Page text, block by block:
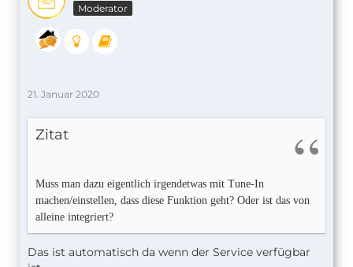
Moderator
21. Januar 2020
Zitat
Muss man dazu eigentlich irgendetwas mit Tune-In
machen/einstellen, dass diese Funktion geht? Oder ist das von
alleine integriert?
Das ist automatisch da wenn der Service verfügbar